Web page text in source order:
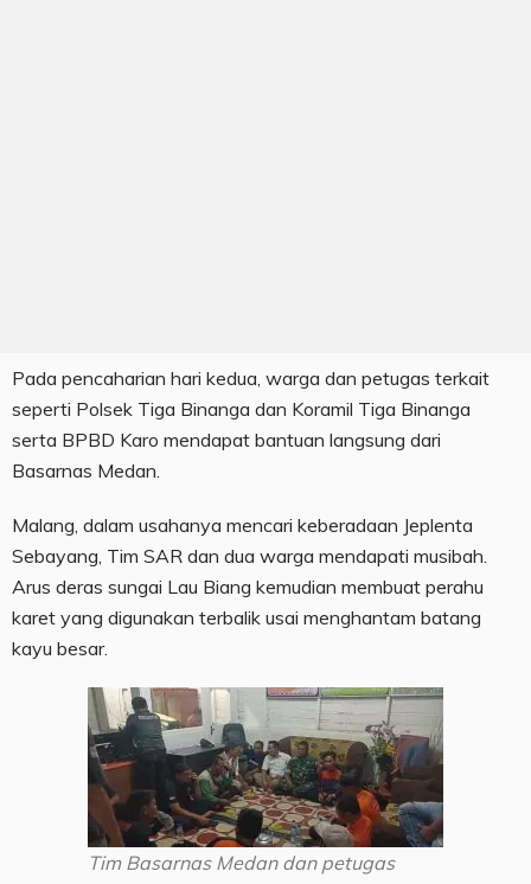
Pada pencaharian hari kedua, warga dan petugas terkait
seperti Polsek Tiga Binanga dan Koramil Tiga Binanga
serta BPBD Karo mendapat bantuan langsung dari
Basarnas Medan.
Malang, dalam usahanya mencari keberadaan Jeplenta
Sebayang, Tim SAR dan dua warga mendapati musibah.
Arus deras sungai Lau Biang kemudian membuat perahu
karet yang digunakan terbalik usai menghantam batang
kayu besar.
Tim Basarnas Medan dan petugas